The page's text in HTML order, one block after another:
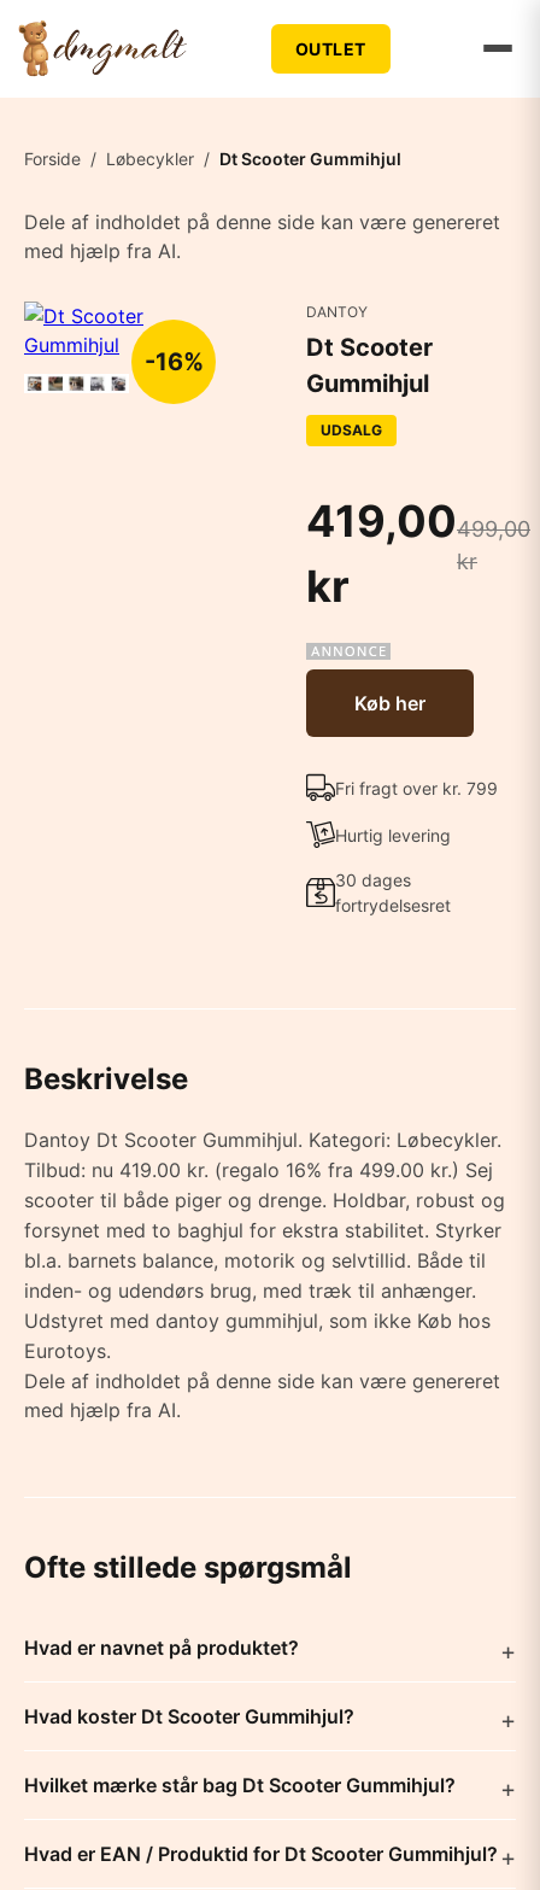
OUTLET
Forside / Løbecykler / Dt Scooter Gummihjul
Dele af indholdet på denne side kan være genereret
med hjælp fra AI.
-16%
DANTOY
Dt Scooter
Gummihjul
UDSALG
419,00
kr
499,00
kr
Køb her
Fri fragt over kr. 799
Hurtig levering
30 dages
fortrydelsesret
Beskrivelse
Dantoy Dt Scooter Gummihjul. Kategori: Løbecykler.
Tilbud: nu 419.00 kr. (regalo 16% fra 499.00 kr.) Sej
scooter til både piger og drenge. Holdbar, robust og
forsynet med to baghjul for ekstra stabilitet. Styrker
bl.a. barnets balance, motorik og selvtillid. Både til
inden- og udendørs brug, med træk til anhænger.
Udstyret med dantoy gummihjul, som ikke Køb hos
Eurotoys.
Dele af indholdet på denne side kan være genereret
med hjælp fra AI.
Ofte stillede spørgsmål
Hvad er navnet på produktet?
Hvad koster Dt Scooter Gummihjul?
Hvilket mærke står bag Dt Scooter Gummihjul?
Hvad er EAN / Produktid for Dt Scooter Gummihjul?